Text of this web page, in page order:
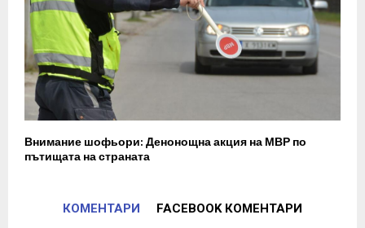
Внимание шофьори: Денонощна акция на МВР по
пътищата на страната
КОМЕНТАРИ FACEBOOK КОМЕНТАРИ